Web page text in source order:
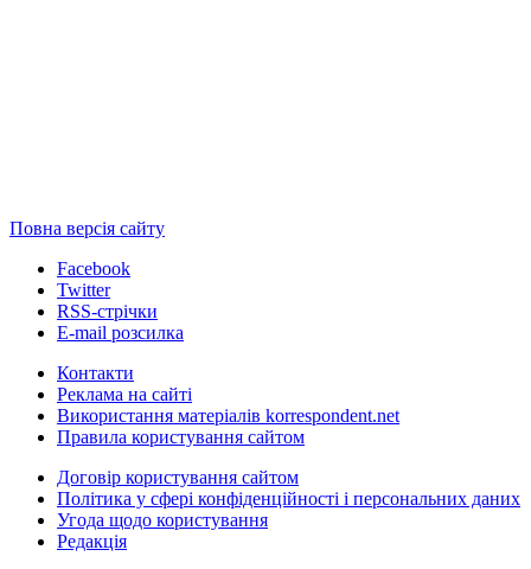
Повна версія сайту
Facebook
Twitter
RSS-стрічки
E-mail розсилка
Контакти
Реклама на сайті
Використання матеріалів korrespondent.net
Правила користування сайтом
Договір користування сайтом
Політика у сфері конфіденційності і персональних даних
Угода щодо користування
Редакція